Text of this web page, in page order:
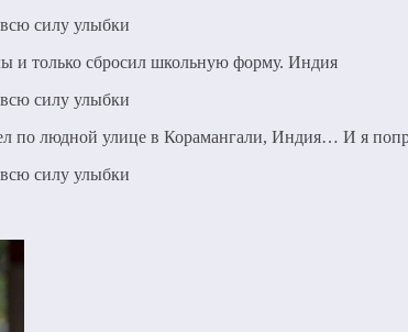
и только сбросил школьную форму. Индия
по людной улице в Корамангали, Индия… И я